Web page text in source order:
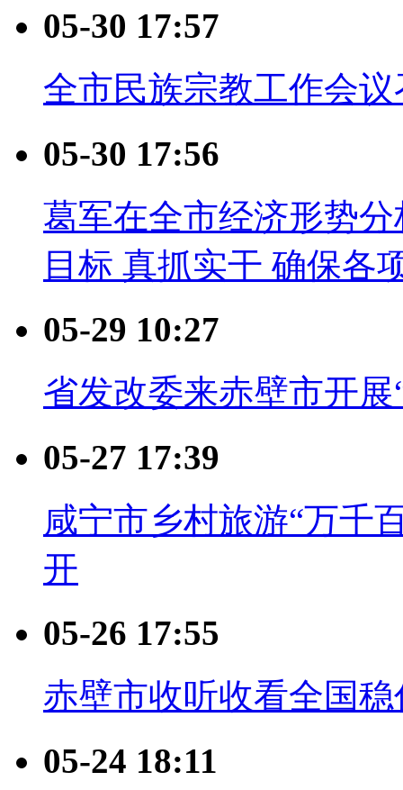
05-30 17:57
全市民族宗教工作会议
05-30 17:56
葛军在全市经济形势
目标 真抓实干 确保各
05-29 10:27
省发改委来赤壁市开
05-27 17:39
咸宁市乡村旅游“万千
开
05-26 17:55
赤壁市收听收看全国
05-24 18:11